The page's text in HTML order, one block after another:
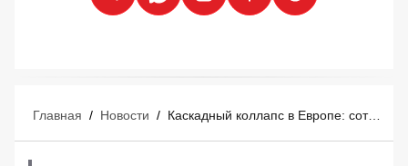
Главная / Новости / Каскадный коллапс в Европе: сотни рейсов отменены и задержаны